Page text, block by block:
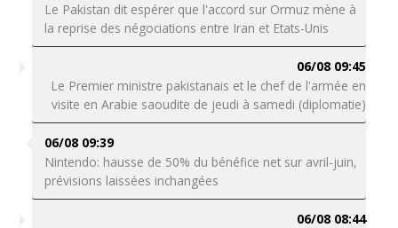
Le Pakistan dit espérer que l'accord sur Ormuz mène à
la reprise des négociations entre Iran et Etats-Unis
06/08 09:45
Le Premier ministre pakistanais et le chef de l'armée en
visite en Arabie saoudite de jeudi à samedi (diplomatie)
06/08 09:39
Nintendo: hausse de 50% du bénéfice net sur avril-juin,
prévisions laissées inchangées
06/08 08:44